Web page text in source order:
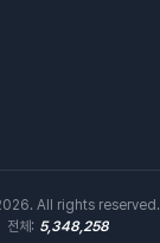
All rights reserved.
전체: 5,348,258